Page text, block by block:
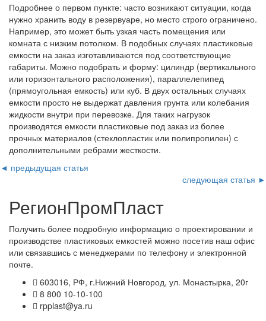
Подробнее о первом пункте: часто возникают ситуации, когда
нужно хранить воду в резервуаре, но место строго ограничено.
Например, это может быть узкая часть помещения или
комната с низким потолком. В подобных случаях пластиковые
емкости на заказ изготавливаются под соответствующие
габариты. Можно подобрать и форму: цилиндр (вертикального
или горизонтального расположения), параллелепипед
(прямоугольная емкость) или куб. В двух остальных случаях
емкости просто не выдержат давления грунта или колебания
жидкости внутри при перевозке. Для таких нагрузок
производятся емкости пластиковые под заказ из более
прочных материалов (стеклопластик или полипропилен) с
дополнительными ребрами жесткости.
◄ предыдущая статья
следующая статья ►
РегионПромПласт
Получить более подробную информацию о проектировании и
производстве пластиковых емкостей можно посетив наш офис
или связавшись с менеджерами по телефону и электронной
почте.
603016, РФ, г.Нижний Новгород, ул. Монастырка, 20г
8 800 10-10-100
rpplast@ya.ru